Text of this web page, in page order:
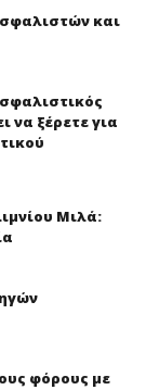
και
ξέρετε για
Μιλά:
φόρους με